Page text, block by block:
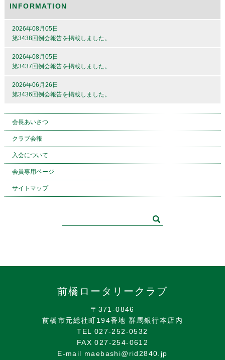
INFORMATION
2026年08月05日
第3438回例会報告を掲載しました。
2026年08月05日
第3437回例会報告を掲載しました。
2026年06月26日
第3436回例会報告を掲載しました。
会長あいさつ
クラブ会報
入会について
会員専用ページ
サイトマップ
前橋ロータリークラブ
〒371-0846
前橋市元総社町194番地 群馬銀行本店内
TEL 027-252-0532
FAX 027-254-0612
E-mail maebashi@rid2840.jp